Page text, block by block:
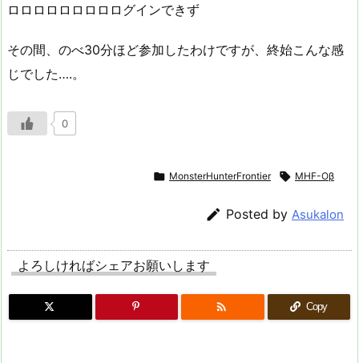
ロロロロロロロロログインできず
その間、のべ30分ほど参加したわけですが、終始こんな感
じでした….。
0
 MonsterHunterFrontier  MHF-Oβ
 Posted by Asukalon
よろしければシェアお願いします
 Copy